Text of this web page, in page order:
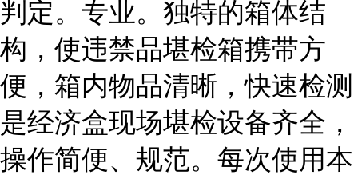
判定。专业。独特的箱体结
构，使违禁品堪检箱携带方
便，箱内物品清晰，快速检测
是经济盒现场堪检设备齐全，
操作简便、规范。每次使用本